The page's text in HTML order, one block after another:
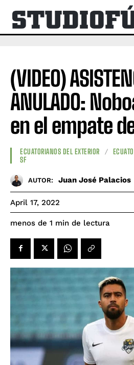
(VIDEO)
ANULADO:
en el empate
ECUATORIANOS DEL EXTERIOR
SF
AUTOR: Juan José Palacios
April 17, 2022
menos de 1 min de lectura